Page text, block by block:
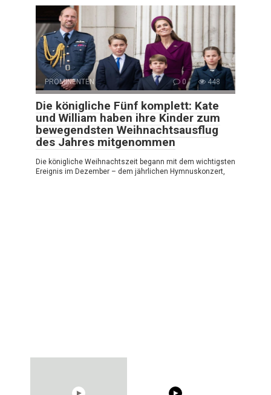
PROMINENTEN 0 448
Die königliche Fünf komplett: Kate
und William haben ihre Kinder zum
bewegendsten Weihnachtsausflug
des Jahres mitgenommen
Die königliche Weihnachtszeit begann mit dem wichtigsten
Ereignis im Dezember – dem jährlichen Hymnuskonzert,